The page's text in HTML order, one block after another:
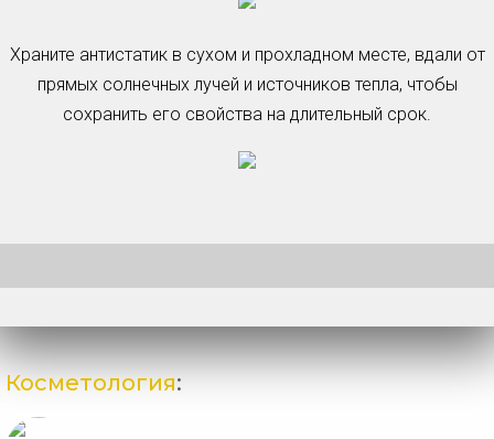
Храните антистатик в сухом и прохладном месте, вдали от
прямых солнечных лучей и источников тепла, чтобы
сохранить его свойства на длительный срок.
Косметология: